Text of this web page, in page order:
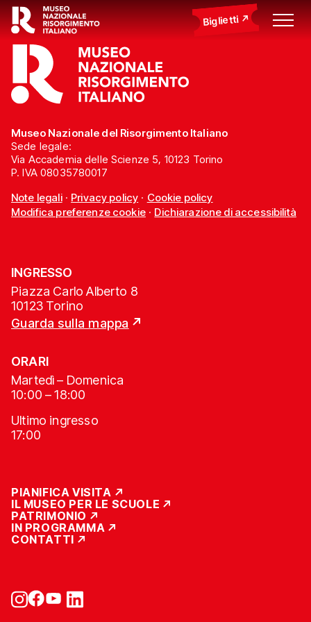
Biglietti
Museo Nazionale del Risorgimento Italiano
Sede legale:
Via Accademia delle Scienze 5, 10123 Torino
P. IVA 08035780017
Note legali· Privacy policy · Cookie policy
Modifica preferenze cookie· Dichiarazione di accessibilità
INGRESSO
Piazza Carlo Alberto 8
10123 Torino
Guarda sulla mappa
ORARI
Martedì – Domenica
10:00 – 18:00
Ultimo ingresso
17:00
PIANIFICA VISITA
IL MUSEO PER LE SCUOLE
PATRIMONIO
IN PROGRAMMA
CONTATTI